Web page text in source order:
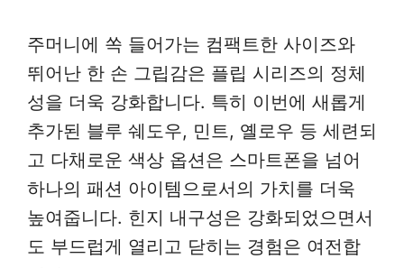
주머니에 쏙 들어가는 컴팩트한 사이즈와
뛰어난 한 손 그립감은 플립 시리즈의 정체
성을 더욱 강화합니다. 특히 이번에 새롭게
추가된 블루 쉐도우, 민트, 옐로우 등 세련되
고 다채로운 색상 옵션은 스마트폰을 넘어
하나의 패션 아이템으로서의 가치를 더욱
높여줍니다. 힌지 내구성은 강화되었으면서
도 부드럽게 열리고 닫히는 경험은 여전합